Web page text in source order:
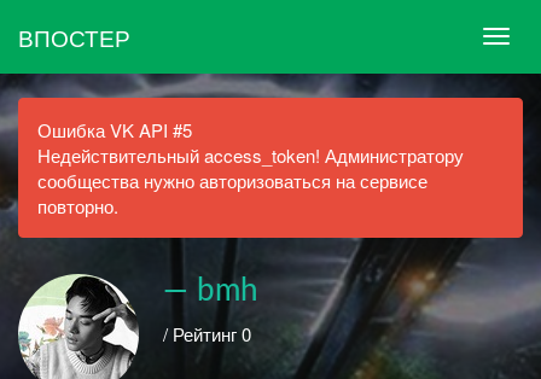
ВПОСТЕР
Ошибка VK API #5
Недействительный access_token! Администратору
сообщества нужно авторизоваться на сервисе
повторно.
ㅤ— bmh
/ Рейтинг 0